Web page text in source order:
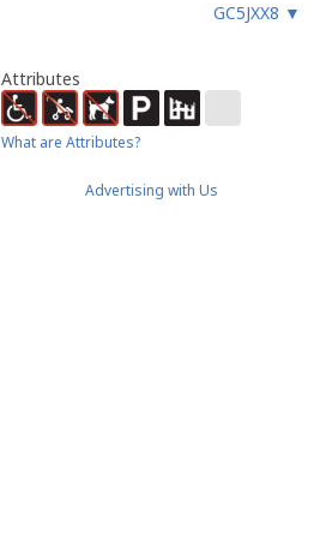
GC5JXX8 ▼
Attributes
What are Attributes?
Advertising with Us